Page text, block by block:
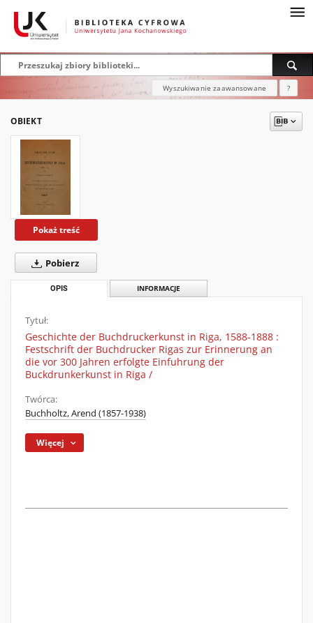
Wyszukiwanie zaawansowane ?
OBIEKT
Pokaż treść
Pobierz
OPIS INFORMACJE
Tytuł:
Geschichte der Buchdruckerkunst in Riga, 1588-1888 :
Festschrift der Buchdrucker Rigas zur Erinnerung an
die vor 300 Jahren erfolgte Einfuhrung der
Buckdrunkerkunst in Riga /
Twórca:
Buchholtz, Arend (1857-1938)
Więcej